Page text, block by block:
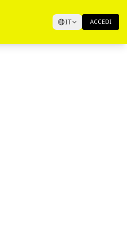
IT ACCEDI